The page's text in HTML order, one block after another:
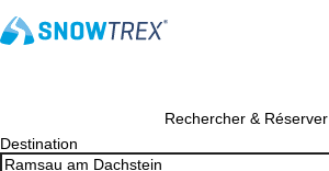
Rechercher & Réserver
Destination